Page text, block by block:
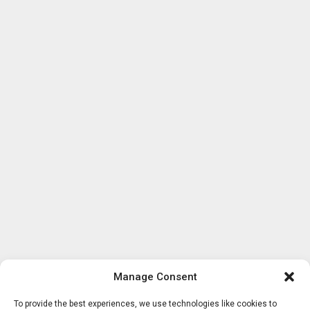
Manage Consent
To provide the best experiences, we use technologies like cookies to